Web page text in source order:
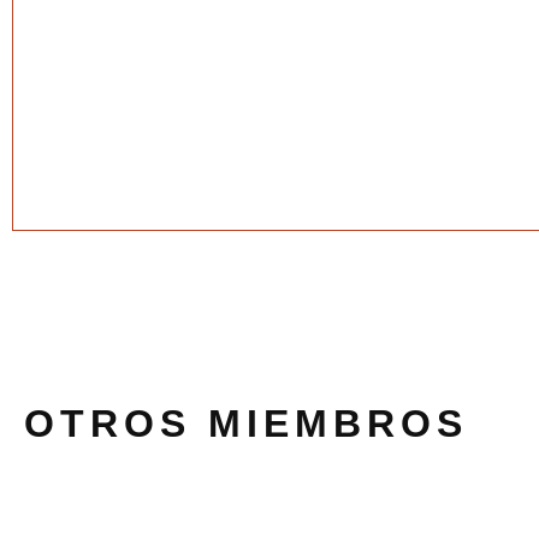
OTROS MIEMBROS